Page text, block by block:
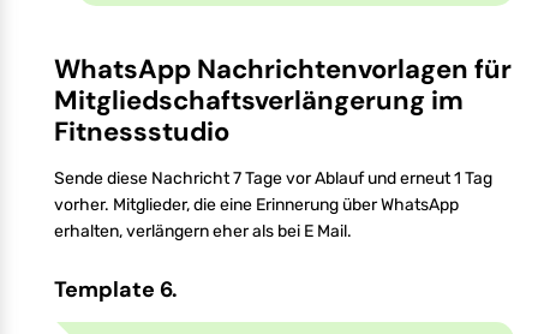
WhatsApp Nachrichtenvorlagen für
Mitgliedschaftsverlängerung im
Fitnessstudio
Sende diese Nachricht 7 Tage vor Ablauf und erneut 1 Tag
vorher. Mitglieder, die eine Erinnerung über WhatsApp
erhalten, verlängern eher als bei E Mail.
Template 6.